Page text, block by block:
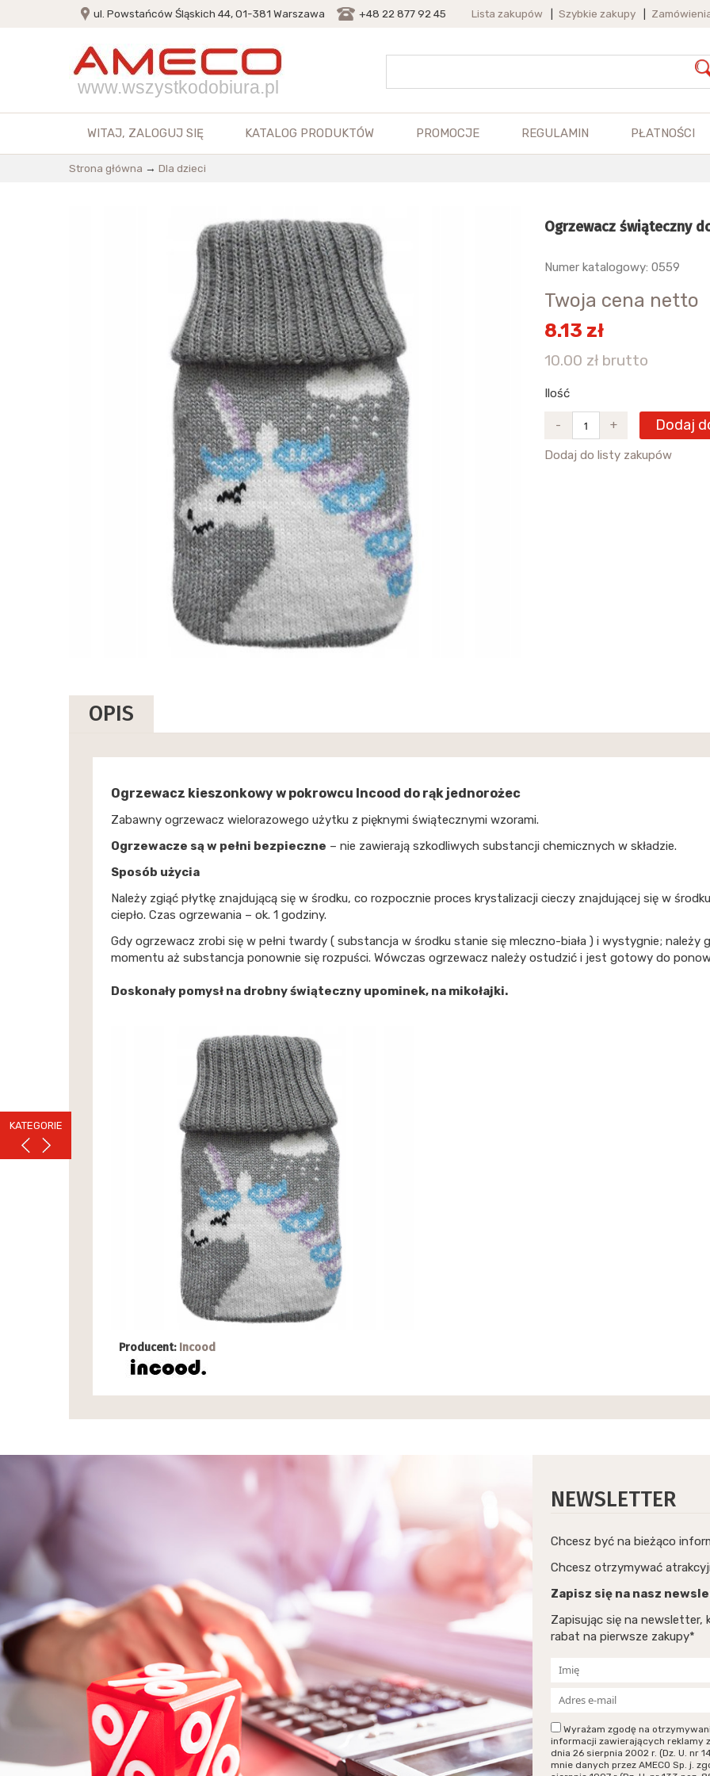
KATEGORIE
ul. Powstańców Śląskich 44, 01-381 Warszawa +48 22 877 92 45 Lista zakupów Szybkie zakupy
www.wszystkodobiura.pl
WITAJ, ZALOGUJ SIĘ KATALOG PRODUKTÓW PROMOCJE REGULAMIN PŁATNOŚCI
Strona główna → Dla dzieci
Ogrzewacz świąteczny
Numer katalogowy: 0559
Twoja cena netto
8.13 zł
10.00 zł brutto
Ilość
- + Dodaj
Dodaj do listy zakupów
OPIS
Ogrzewacz kieszonkowy w pokrowcu Incood do rąk jednorożec
Zabawny ogrzewacz wielorazowego użytku z pięknymi świątecznymi wzorami.
Ogrzewacze są w pełni bezpieczne – nie zawierają szkodliwych substancji chemicznych w składzie.
Sposób użycia
Należy zgiąć płytkę znajdującą się w środku, co rozpocznie proces krystalizacji cieczy znajdującej się w
ciepło. Czas ogrzewania – ok. 1 godziny.
Gdy ogrzewacz zrobi się w pełni twardy ( substancja w środku stanie się mleczno-biała ) i wystygnie;
momentu aż substancja ponownie się rozpuści. Wówczas ogrzewacz należy ostudzić i jest gotowy do
Doskonały pomysł na drobny świąteczny upominek, na mikołajki.
Producent: Incood
NEWSLETTER
Chcesz być na bieżąco
Chcesz otrzymywać
Zapisz się na nasz
Zapisując się na
rabat na pierwsze zakupy*
Wyrażam zgodę na
informacji zawierających reklamy
dnia 26 sierpnia 2002 r. (Dz. U. nr
mnie danych przez AMECO Sp. j.